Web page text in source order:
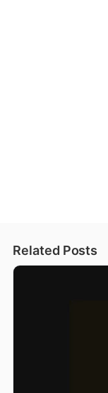
Related Posts